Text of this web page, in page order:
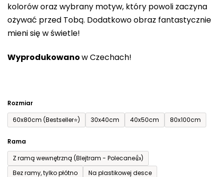
kolorów oraz wybrany motyw, który powoli zaczyna
ożywać przed Tobą. Dodatkowo obraz fantastycznie
mieni się w świetle!
Wyprodukowanow Czechach!
Rozmiar
60x80cm (Bestseller⭐)
30x40cm 40x50cm 80x100cm
Rama
Z ramą wewnętrzną (Blejtram - Polecane👍)
Bez ramy, tylko płótno
Na plastikowej desce